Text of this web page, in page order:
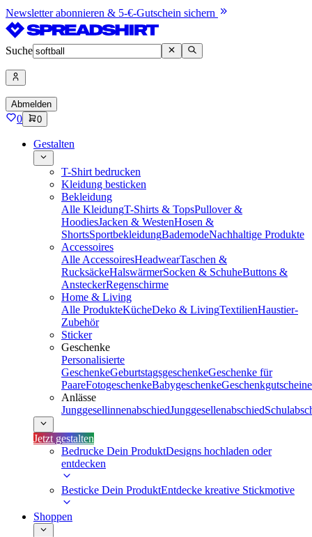
Newsletter abonnieren & 5-€-Gutschein sichern
Suche
Abmelden
0 0
Gestalten
T-Shirt bedrucken
Kleidung besticken
Bekleidung
Alle KleidungT-Shirts & TopsPullover &
HoodiesJacken & WestenHosen &
ShortsSportbekleidungBademodeNachhaltige Produkte
Accessoires
Alle AccessoiresHeadwearTaschen &
RucksäckeHalswärmerSocken & SchuheButtons &
AnsteckerRegenschirme
Home & Living
Alle ProdukteKücheDeko & LivingTextilienHaustier-
Zubehör
Sticker
Geschenke
Personalisierte
GeschenkeGeburtstagsgeschenkeGeschenke für
PaareFotogeschenkeBabygeschenkeGeschenkgutscheine
Anlässe
JunggesellinnenabschiedJunggesellenabschied
Jetzt gestalten
Bedrucke Dein ProduktDesigns hochladen oder
entdecken
Besticke Dein ProduktEntdecke kreative Stickmotive
Shoppen